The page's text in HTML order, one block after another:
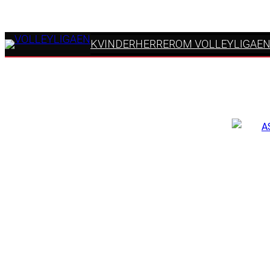
KVINDERHERREROM VOLLEYLIGAEN